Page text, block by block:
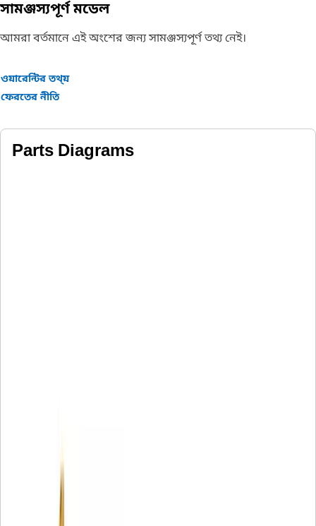
সামঞ্জস্যপূর্ণ মডেল
আমরা বর্তমানে এই অংশের জন্য সামঞ্জস্যপূর্ণ তথ্য নেই।
ওয়ারেন্টির তথ্য়
ফেরতের নীতি
Parts Diagrams